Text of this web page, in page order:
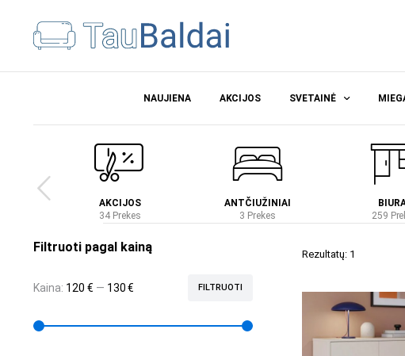
NAUJIENA AKCIJOS SVETAINĖ
AKCIJOS
34 Prekes
ANTČIUŽINIAI
3 Prekes
259
Rezultatų: 1
Filtruoti pagal kainą
FILTRUOTI
Kaina: 120 € — 130 €